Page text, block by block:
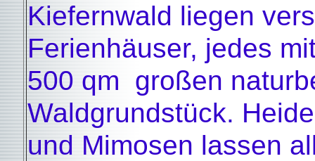
Kiefernwald liegen
Ferienhäuser, jedes
500 qm großen
Waldgrundstück.
und Mimosen lassen